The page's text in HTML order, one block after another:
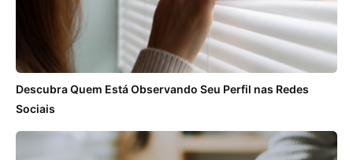
Descubra Quem Está Observando Seu Perfil nas Redes
Sociais